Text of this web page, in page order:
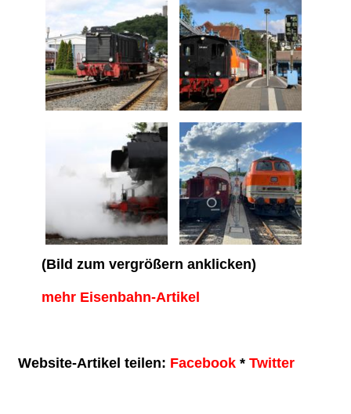
(Bild zum vergrößern anklicken)
mehr Eisenbahn-Artikel
Website-Artikel teilen: Facebook* Twitter